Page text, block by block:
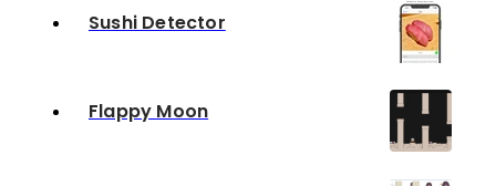
Sushi Detector
Flappy Moon